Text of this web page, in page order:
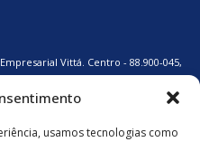
usamos tecnologias como
Vittá. Centro - 88.900-045,